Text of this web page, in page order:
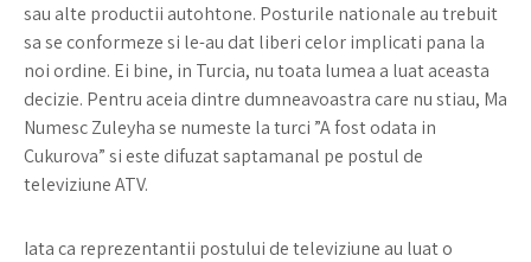
sau alte productii autohtone. Posturile nationale au trebuit
sa se conformeze si le-au dat liberi celor implicati pana la
noi ordine. Ei bine, in Turcia, nu toata lumea a luat aceasta
decizie. Pentru aceia dintre dumneavoastra care nu stiau, Ma
Numesc Zuleyha se numeste la turci ”A fost odata in
Cukurova” si este difuzat saptamanal pe postul de
televiziune ATV.
Iata ca reprezentantii postului de televiziune au luat o